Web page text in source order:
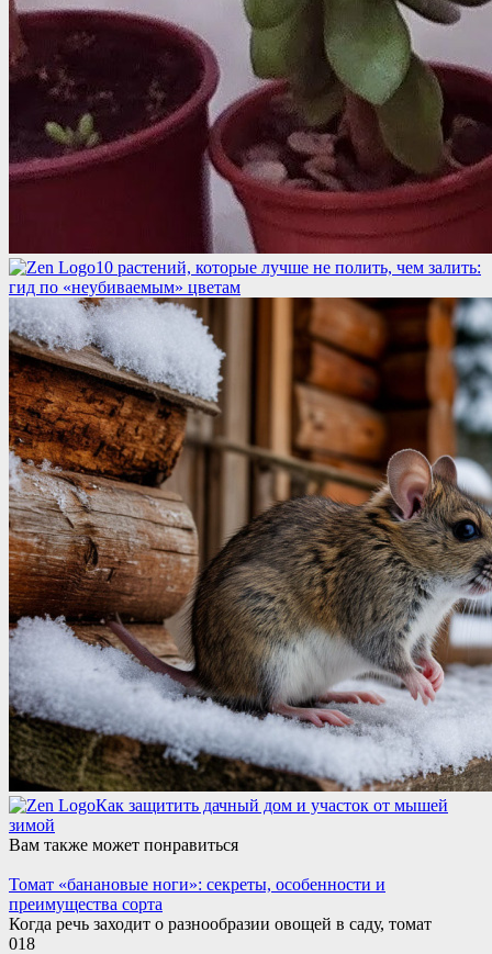
10 растений, которые лучше не полить, чем залить:
гид по «неубиваемым» цветам
Как защитить дачный дом и участок от мышей
зимой
Вам также может понравиться
Томат «банановые ноги»: секреты, особенности и
преимущества сорта
Когда речь заходит о разнообразии овощей в саду, томат
018